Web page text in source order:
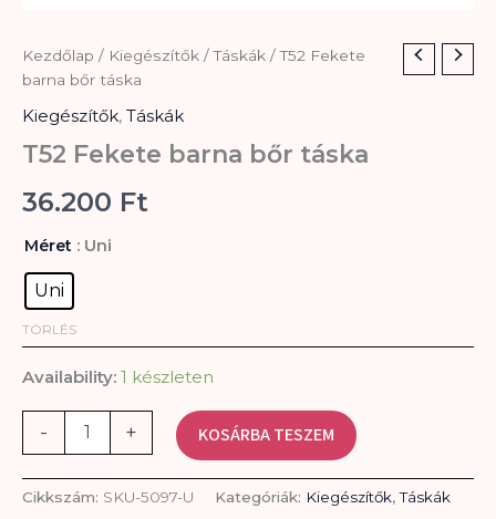
Kezdőlap / Kiegészítők /Táskák / T52 Fekete
barna bőr táska
Kiegészítők, Táskák
T52 Fekete barna bőr táska
36.200 Ft
Méret : Uni
Uni
TÖRLÉS
Availability: 1 készleten
-
T52
Fekete
bőr
táska
mennyiség
+ KOSÁRBA TESZEM
Cikkszám: SKU-5097-U Kategóriák: Kiegészítők,Táskák